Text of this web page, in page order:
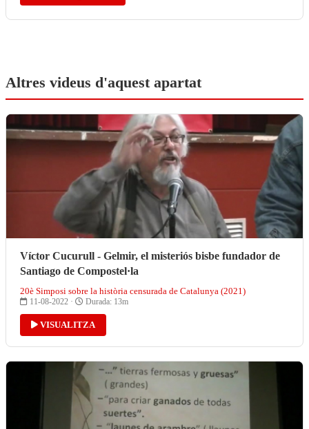
Altres videus d'aquest apartat
Víctor Cucurull - Gelmir, el misteriós bisbe fundador de
Santiago de Compostel·la
20è Simposi sobre la història censurada de Catalunya (2021)
11-08-2022 · Durada: 13m
VISUALITZA